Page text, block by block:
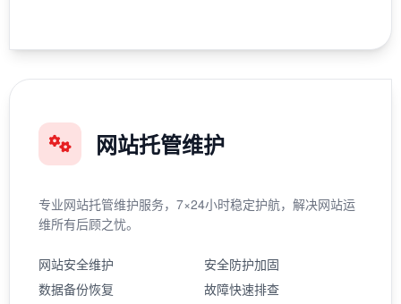
网站托管维护
专业网站托管维护服务，7×24小时稳定护航，解决网站运
维所有后顾之忧。
网站安全维护
安全防护加固
数据备份恢复
故障快速排查